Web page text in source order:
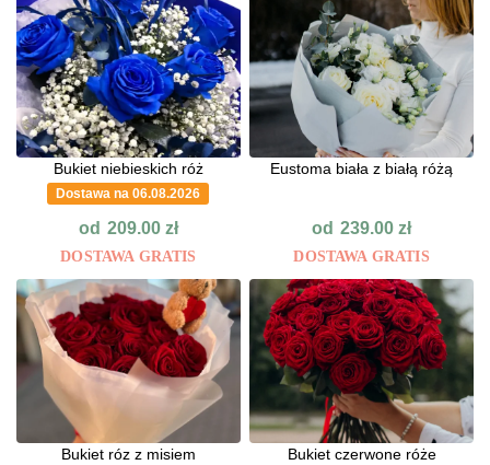
Bukiet niebieskich róż
Dostawa na 06.08.2026
od 209.00 zł
DOSTAWA GRATIS
Eustoma biała z białą różą
od 239.00zł
DOSTAWA GRATIS
Bukiet róz z misiem Bukiet czerwone róże